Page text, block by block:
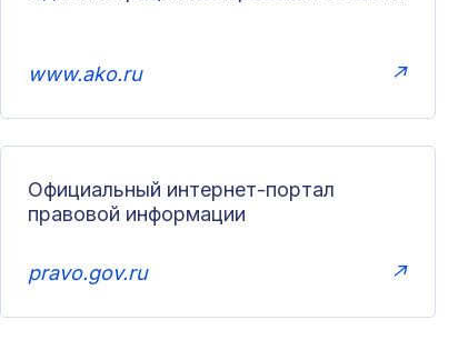
www.ako.ru ↗
Официальный интернет-портал
правовой информации
pravo.gov.ru ↗